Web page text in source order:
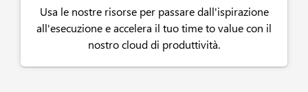
Usa le nostre risorse per passare dall'ispirazione
all'esecuzione e accelera il tuo time to value con il
nostro cloud di produttività.